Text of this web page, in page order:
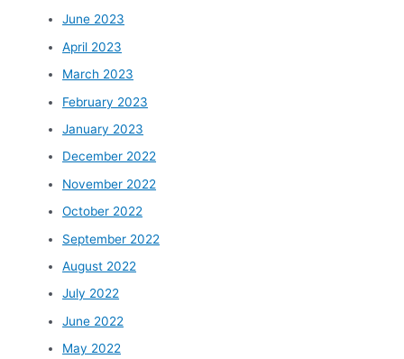
June 2023
April 2023
March 2023
February 2023
January 2023
December 2022
November 2022
October 2022
September 2022
August 2022
July 2022
June 2022
May 2022